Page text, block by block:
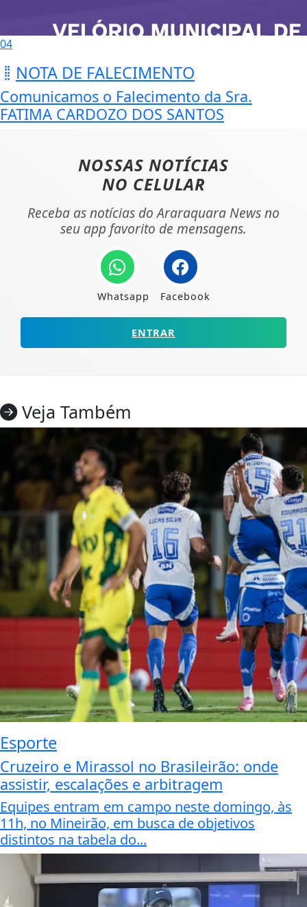
04
NOTA DE FALECIMENTO
Comunicamos o Falecimento da Sra.
FATIMA CARDOZO DOS SANTOS
NOSSAS NOTÍCIAS
NO CELULAR
Receba as notícias do Araraquara News no
seu app favorito de mensagens.
Whatsapp Facebook
ENTRAR
Veja Também
Esporte
Cruzeiro e Mirassol no Brasileirão: onde
assistir, escalações e arbitragem
Equipes entram em campo neste domingo, às
11h, no Mineirão, em busca de objetivos
distintos na tabela do...